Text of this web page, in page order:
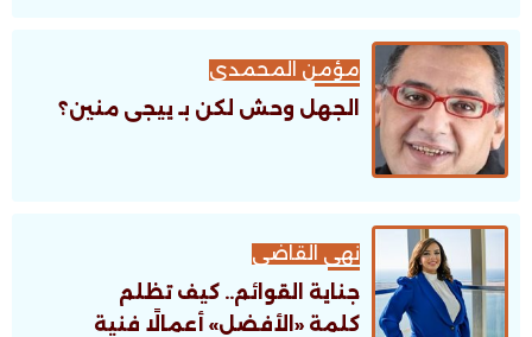
مؤمن المحمدى
الجهل وحش لكن بـ ييجى منين؟
نهى القاضى
جناية القوائم.. كيف تظلم
كلمة «الأفضل» أعمالًا فنية